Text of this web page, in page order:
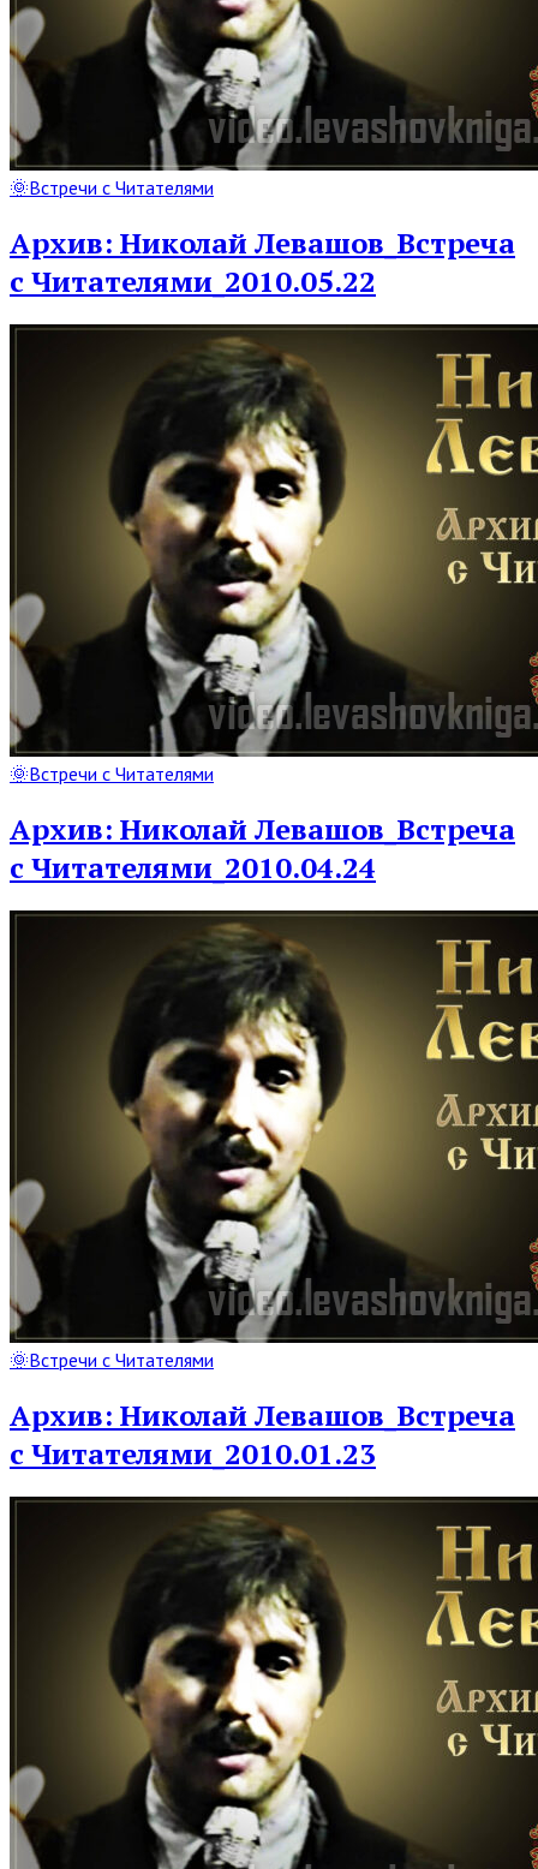
Read
Post
🌞Встречи с Читателями
Архив: Николай Левашов_Встреча
с Читателями_2010.05.22
Read
Post
🌞Встречи с Читателями
Архив: Николай Левашов_Встреча
с Читателями_2010.04.24
Read
Post
🌞Встречи с Читателями
Архив: Николай Левашов_Встреча
с Читателями_2010.01.23